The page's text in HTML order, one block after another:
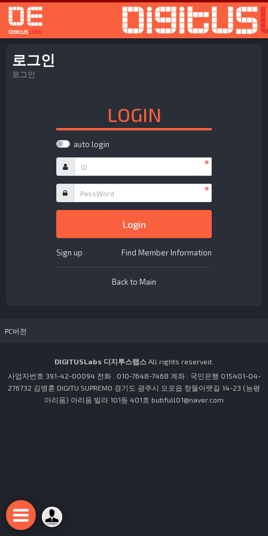
로그인
로그인
LOGIN
auto login
필수
PassWord
Login
Sign up Find Member Information
Back to Main
PC버전
DIGITUSLabs 디지투스랩스 All rights reserved.
사업자번호 391-42-00094 전화 : 010-7648-7468 계좌 : 국민은행 015401-04-
276732 김병훈 DIGITU SUPREMO 경기도 광주시 오포읍 창뜰아랫길 14-23 (능평
아리움) 아리움 빌라 101동 401호 butifull01@naver.com